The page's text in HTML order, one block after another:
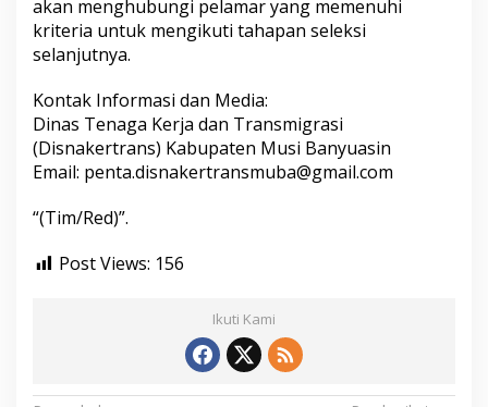
akan menghubungi pelamar yang memenuhi
kriteria untuk mengikuti tahapan seleksi
selanjutnya.
Kontak Informasi dan Media:
Dinas Tenaga Kerja dan Transmigrasi
(Disnakertrans) Kabupaten Musi Banyuasin
Email: penta.disnakertransmuba@gmail.com
“(Tim/Red)”.
Post Views: 156
Ikuti Kami